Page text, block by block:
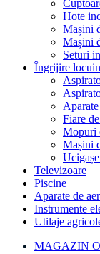
Hote
Mașini
Mașini
Seturi
Îngrijire
Fiare
Mopuri
Mașini
Televizoare
Piscine
Aparate de
Instrumente
Utilaje
MAGAZIN